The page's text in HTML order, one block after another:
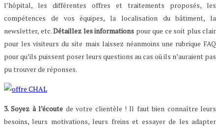
l’hôpital, les différentes offres et traitements proposés, les
compétences de vos équipes, la localisation du bâtiment, la
newsletter, etc.Détaillez les informations pour que ce soit plus clair
pour les visiteurs du site mais laissez néanmoins une rubrique FAQ
pour qu’ils puissent poser leurs questions au cas où ils n’auraient pas
pu trouver de réponses.
3. Soyez à l’écoute de votre clientèle ! Il faut bien connaître leurs
besoins, leurs motivations, leurs freins et essayer de les adapter